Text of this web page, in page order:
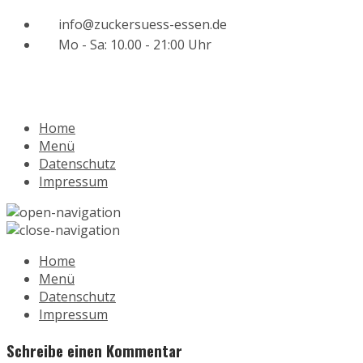
info@zuckersuess-essen.de
Mo - Sa: 10.00 - 21:00 Uhr
Home
Menü
Datenschutz
Impressum
Home
Menü
Datenschutz
Impressum
Schreibe einen Kommentar